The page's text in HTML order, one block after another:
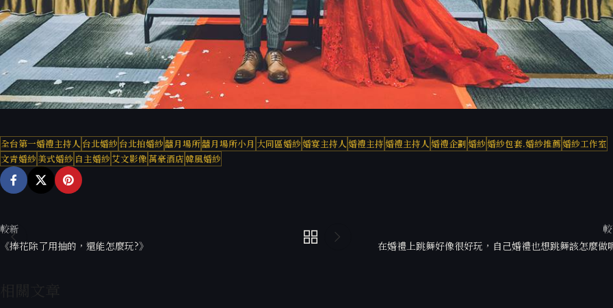
全台第一婚禮主持人台北婚紗 台北拍婚紗囍月場所囍月場所小月 大同區婚紗婚宴主持人婚禮主持婚禮主持人婚禮企劃婚紗婚紗包套.婚紗推薦婚紗工作室
文青婚紗 美式婚紗 自主婚紗艾文影像 萬豪酒店韓風婚紗
較新
《捧花除了用抽的，還能怎麼玩?》
在婚禮上跳舞好像很好玩，自己婚禮也想跳舞該怎麼做